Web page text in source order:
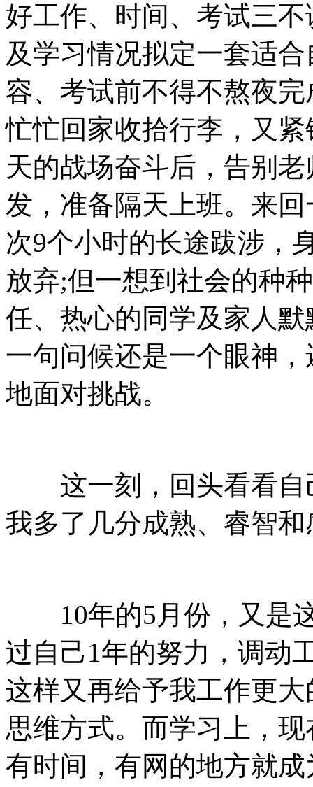
好工作、时间、考试三
及学习情况拟定一套适
容、考试前不得不熬夜
忙忙回家收拾行李，又
天的战场奋斗后，告别
发，准备隔天上班。来
次9个小时的长途跋涉，
放弃;但一想到社会的种
任、热心的同学及家人
一句问候还是一个眼神
地面对挑战。
这一刻，回头看看自
我多了几分成熟、睿智
10年的5月份，又是这
过自己1年的努力，调动
这样又再给予我工作更
思维方式。而学习上，
有时间，有网的地方就